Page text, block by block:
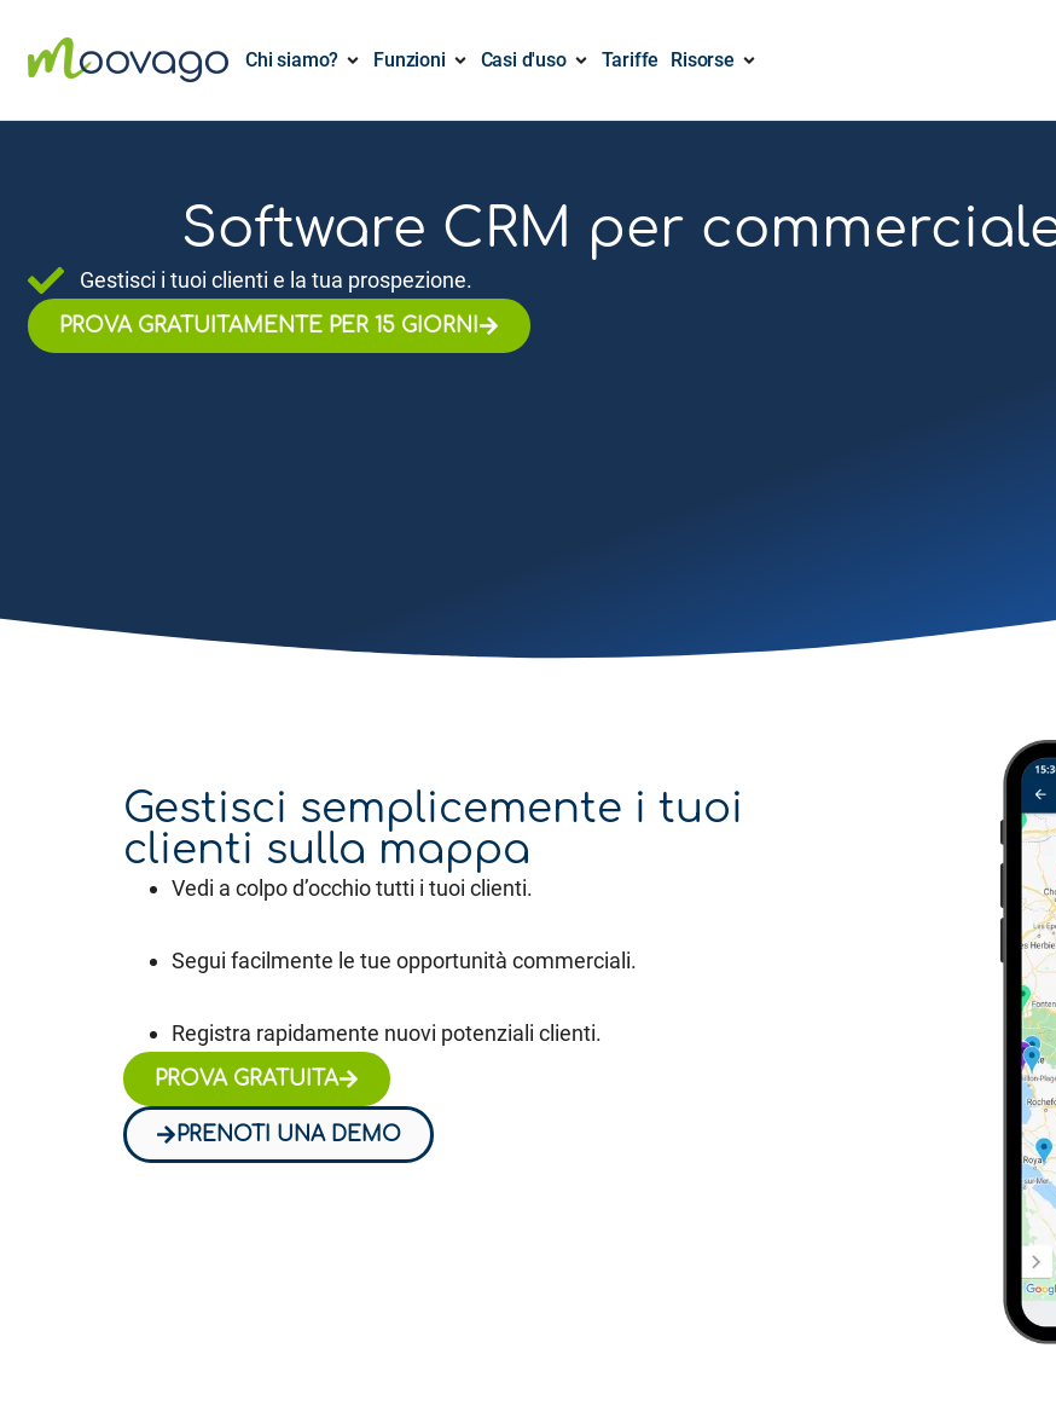
Chi siamo? Funzioni Casi d'uso Tariffe Risorse
Software CRM per
Gestisci i tuoi clienti e la tua prospezione.
PROVA GRATUITAMENTE PER 15 GIORNI
Gestisci semplicemente i tuoi
clienti sulla mappa
Vedi a colpo d’occhio tutti i tuoi clienti.
Segui facilmente le tue opportunità commerciali.
Registra rapidamente nuovi potenziali clienti.
PROVA GRATUITA
PRENOTI UNA DEMO